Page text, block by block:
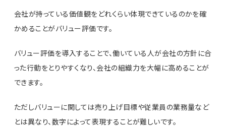
会社が持っている価値観をどれくらい体現できているのかを確
かめることがバリュー評価です。
バリュー評価を導入することで、働いている人が会社の方針に合
った行動をとりやすくなり、会社の組織力を大幅に高めることが
できます。
ただしバリューに関しては売り上げ目標や従業員の業務量など
とは異なり、数字によって表現することが難しいです。